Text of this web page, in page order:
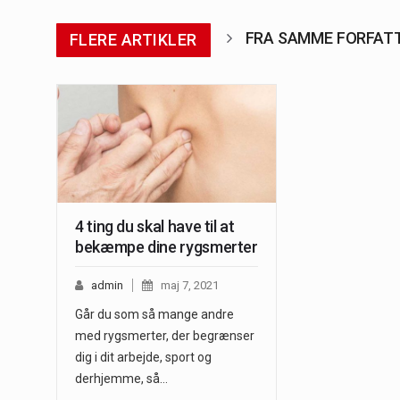
FLERE ARTIKLER FRA SAMME
4 ting du skal have til at
bekæmpe dine rygsmerter
admin maj 7, 2021
Går du som så mange andre
med rygsmerter, der begrænser
dig i dit arbejde, sport og
derhjemme, så…